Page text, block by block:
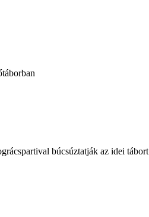
búcsúztatják az idei tábort